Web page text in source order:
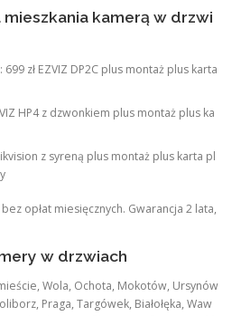
mieszkania kamerą w drzwi
699 zł EZVIZ DP2C plus montaż plus karta
HP4 z dzwonkiem plus montaż plus ka
z syreną plus montaż plus karta pl
opłat miesięcznych. Gwarancja 2 lata,
w drzwiach
Wola, Ochota, Mokotów, Ursynów
Praga, Targówek, Białołęka, Waw